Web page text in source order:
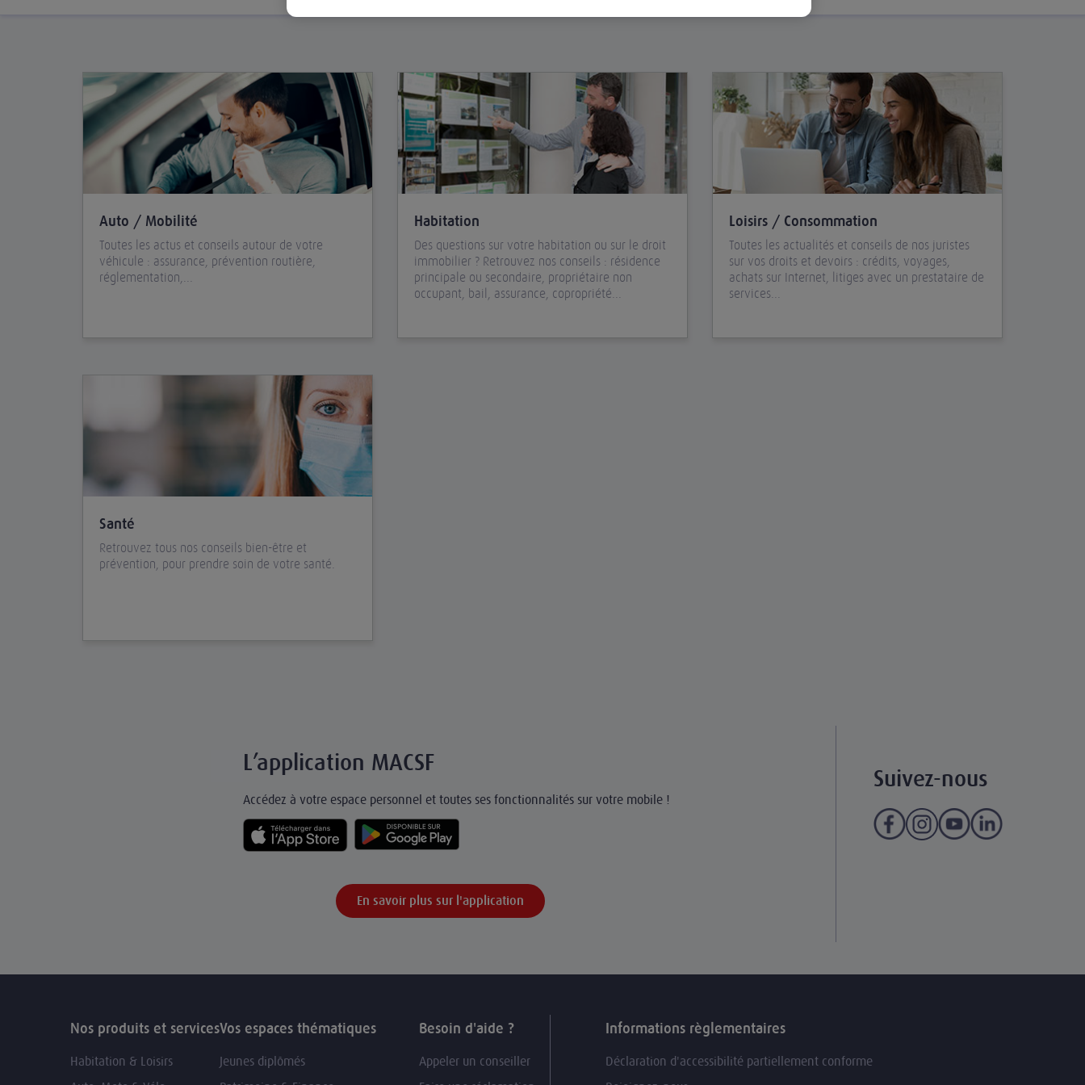
Auto / Mobilité
Toutes les actus et conseils autour de votre
véhicule : assurance, prévention routière,
réglementation,...
Habitation
Des questions sur votre habitation ou sur le droit
immobilier ? Retrouvez nos conseils : résidence
principale ou secondaire, propriétaire non
occupant, bail, assurance, copropriété...
Loisirs / Consommation
Toutes les actualités et conseils de nos juristes
sur vos droits et devoirs : crédits, voyages,
achats sur Internet, litiges avec un prestataire de
services...
Santé
Retrouvez tous nos conseils bien-être et
prévention, pour prendre soin de votre santé.
L’application MACSF
Accédez à votre espace personnel et toutes ses fonctionnalités sur votre mobile !
En savoir plus sur l'application
Suivez-nous
Nos produits et services
Habitation & Loisirs
Vos espaces thématiques
Jeunes diplômés
Besoin d'aide ?
Appeler un conseiller
Informations règlementaires
Déclaration d'accessibilité partiellement conforme